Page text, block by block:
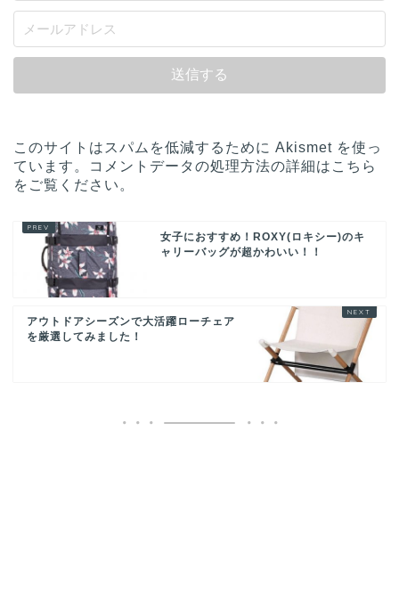
このサイトはスパムを低減するために Akismet を使っ
ています。
コメントデータの処理方法の詳細はこちら
をご覧ください 。
女子におすすめ！ROXY(ロキシー)のキ
ャリーバッグが超かわいい！！
アウトドアシーズンで大活躍ローチェア
を厳選してみました！